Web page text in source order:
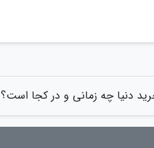
دنیا چه زمانی و در کجا است؟